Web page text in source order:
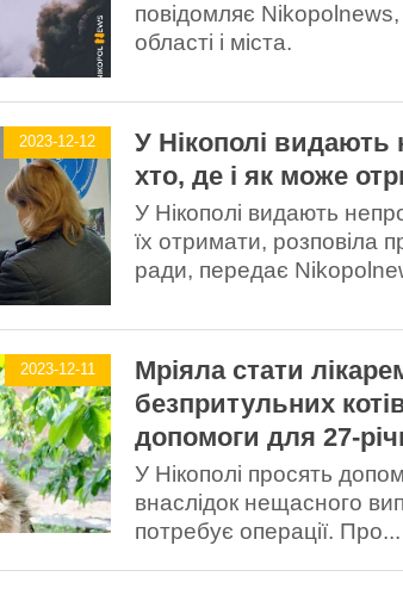
повідомляє
області і міста.
2023-12-12
У Нікополі видають
хто, де і як може
У Нікополі видають
їх отримати, розповіла
ради, передає
2023-12-11
Мріяла стати
безпритульних
допомоги для 27-
У Нікополі просять
внаслідок нещасного
потребує операції. Про...